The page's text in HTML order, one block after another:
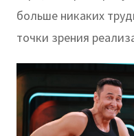
больше никаких
точки зрения